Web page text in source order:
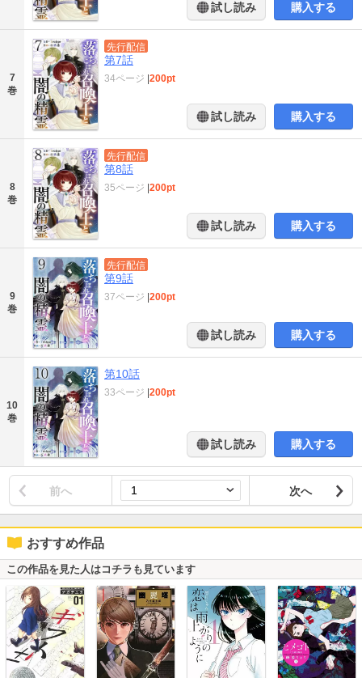
試し読み 購入する
7
巻
先行配信
第7話
34ページ |200pt
試し読み 購入する
8
巻
先行配信
第8話
35ページ |200pt
試し読み 購入する
9
巻
先行配信
第9話
37ページ |200pt
試し読み 購入する
10
巻
第10話
33ページ |200pt
試し読み 購入する
前へ 次へ
おすすめ作品
この作品を見た人はコチラも見ています